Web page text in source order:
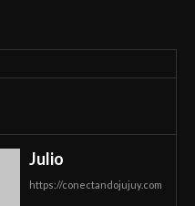
Julio
https://conectandojujuy.com